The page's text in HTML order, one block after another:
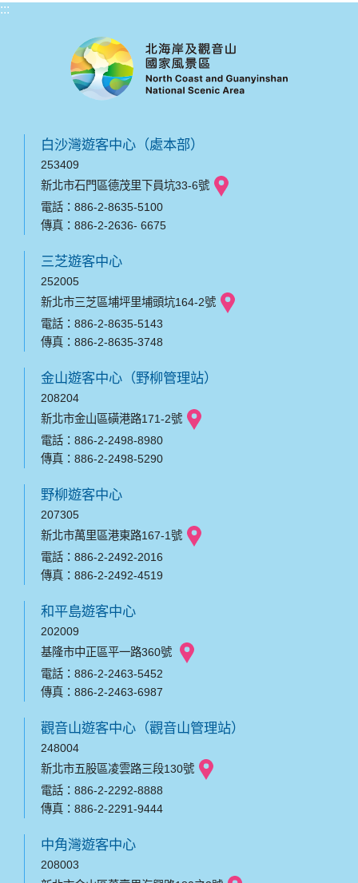
:::
白沙灣遊客中心（處本部）
253409
新北市石門區德茂里下員坑33-6號
電話：886-2-8635-5100
傳真：886-2-2636- 6675
三芝遊客中心
252005
新北市三芝區埔坪里埔頭坑164-2號
電話：886-2-8635-5143
傳真：886-2-8635-3748
金山遊客中心（野柳管理站）
208204
新北市金山區磺港路171-2號
電話：886-2-2498-8980
傳真：886-2-2498-5290
野柳遊客中心
207305
新北市萬里區港東路167-1號
電話：886-2-2492-2016
傳真：886-2-2492-4519
和平島遊客中心
202009
基隆市中正區平一路360號
電話：886-2-2463-5452
傳真：886-2-2463-6987
觀音山遊客中心（觀音山管理站）
248004
新北市五股區凌雲路三段130號
電話：886-2-2292-8888
傳真：886-2-2291-9444
中角灣遊客中心
208003